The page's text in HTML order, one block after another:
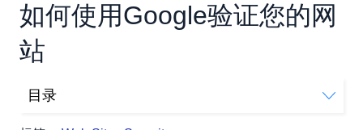
如何使用Google验证您的网
站
目录